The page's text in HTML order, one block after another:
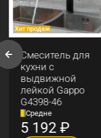
Хит продаж
Смеситель для
кухни с
выдвижной
лейкой Gappo
G4398-46
Средне
5 192₽